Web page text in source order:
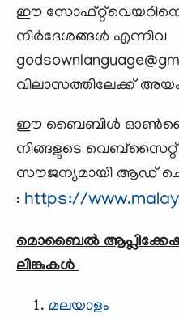
ഈ സോഫ്റ്റ്‌വെയറിനെ
നിര്‍ദേശങ്ങള്‍ എന്നിവ
വിലാസത്തിലേക്ക്
ഈ ബൈബിള്‍
നിങ്ങളുടെ വെബ്സൈറ്റ്
സൗജന്യമായി ആഡ്
: https://
മൊബൈല്‍
ലിങ്കുകള്‍
മലയാളം